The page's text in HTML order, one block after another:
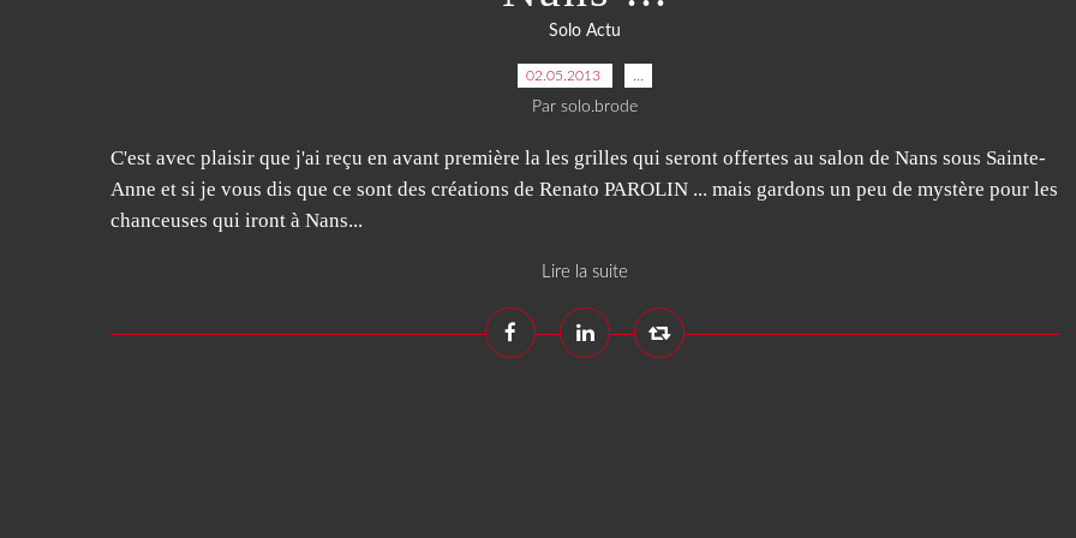
Solo Actu
02.05.2013
Par solo.brode
C'est avec plaisir que j'ai reçu en avant première la les grilles qui seront offertes au salon de Nans sous Sainte-
Anne et si je vous dis que ce sont des créations de Renato PAROLIN ... mais gardons un peu de mystère pour les
chanceuses qui iront à Nans...
Lire la suite